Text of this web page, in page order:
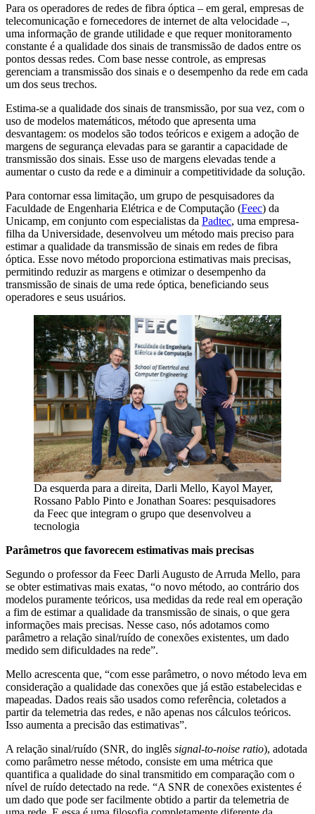
Para os operadores de redes de fibra óptica – em geral, empresas de
telecomunicação e fornecedores de internet de alta velocidade –,
uma informação de grande utilidade e que requer monitoramento
constante é a qualidade dos sinais de transmissão de dados entre os
pontos dessas redes. Com base nesse controle, as empresas
gerenciam a transmissão dos sinais e o desempenho da rede em cada
um dos seus trechos.
Estima-se a qualidade dos sinais de transmissão, por sua vez, com o
uso de modelos matemáticos, método que apresenta uma
desvantagem: os modelos são todos teóricos e exigem a adoção de
margens de segurança elevadas para se garantir a capacidade de
transmissão dos sinais. Esse uso de margens elevadas tende a
aumentar o custo da rede e a diminuir a competitividade da solução.
Para contornar essa limitação, um grupo de pesquisadores da
Faculdade de Engenharia Elétrica e de Computação (Feec) da
Unicamp, em conjunto com especialistas da Padtec, uma empresa-
filha da Universidade, desenvolveu um método mais preciso para
estimar a qualidade da transmissão de sinais em redes de fibra
óptica. Esse novo método proporciona estimativas mais precisas,
permitindo reduzir as margens e otimizar o desempenho da
transmissão de sinais de uma rede óptica, beneficiando seus
operadores e seus usuários.
Da esquerda para a direita, Darli Mello, Kayol Mayer,
Rossano Pablo Pinto e Jonathan Soares: pesquisadores
da Feec que integram o grupo que desenvolveu a
tecnologia
Parâmetros que favorecem estimativas mais precisas
Segundo o professor da Feec Darli Augusto de Arruda Mello, para
se obter estimativas mais exatas, “o novo método, ao contrário dos
modelos puramente teóricos, usa medidas da rede real em operação
a fim de estimar a qualidade da transmissão de sinais, o que gera
informações mais precisas. Nesse caso, nós adotamos como
parâmetro a relação sinal/ruído de conexões existentes, um dado
medido sem dificuldades na rede”.
Mello acrescenta que, “com esse parâmetro, o novo método leva em
consideração a qualidade das conexões que já estão estabelecidas e
mapeadas. Dados reais são usados como referência, coletados a
partir da telemetria das redes, e não apenas nos cálculos teóricos.
Isso aumenta a precisão das estimativas”.
A relação sinal/ruído (SNR, do inglês signal-to-noise ratio), adotada
como parâmetro nesse método, consiste em uma métrica que
quantifica a qualidade do sinal transmitido em comparação com o
nível de ruído detectado na rede. “A SNR de conexões existentes é
um dado que pode ser facilmente obtido a partir da telemetria de